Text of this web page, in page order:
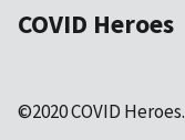
COVID Heroes
©2020 COVID Heroes.